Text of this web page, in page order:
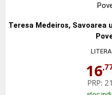
Teresa Medeiros, Savoarea
LITERA
16
PRP: